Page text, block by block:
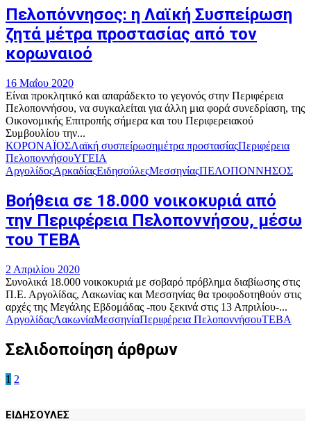
Πελοπόννησος: η Λαϊκή Συσπείρωση
ζητά μέτρα προστασίας από τον
κορωναιοό
16 Μαΐου 2020
Είναι προκλητικό και απαράδεκτο το γεγονός στην Περιφέρεια
Πελοποννήσου, να συγκαλείται για άλλη μια φορά συνεδρίαση, της
Οικονομικής Επιτροπής σήμερα και του Περιφερειακού
Συμβουλίου την...
ΚΟΡΟΝΑΪΟΣΛαϊκή συσπείρωσημέτρα προστασίαςΠεριφέρεια
ΠελοποννήσουΥΓΕΙΑ
ΑργολίδοςΑρκαδίαςΕιδησούλεςΜεσσηνίαςΠΕΛΟΠΟΝΝΗΣΟΣ
Βοήθεια σε 18.000 νοικοκυριά από
την Περιφέρεια Πελοποννήσου, μέσω
του ΤΕΒΑ
2 Απριλίου 2020
Συνολικά 18.000 νοικοκυριά με σοβαρό πρόβλημα διαβίωσης στις
Π.Ε. Αργολίδας, Λακωνίας και Μεσσηνίας θα τροφοδοτηθούν στις
αρχές της Μεγάλης Εβδομάδας -που ξεκινά στις 13 Απριλίου-...
ΑργολίδαςΛακωνίαΜεσσηνίαΠεριφέρεια ΠελοποννήσουΤΕΒΑ
Σελιδοποίηση άρθρων
1 2
ΕΙΔΗΣΟΥΛΕΣ